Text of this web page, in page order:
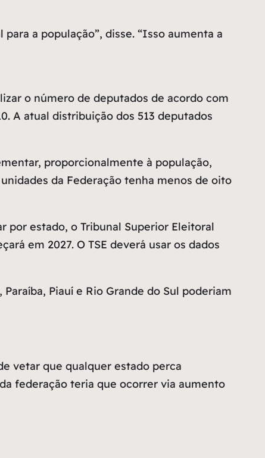
a população”, disse. “Isso aumenta a
o número de deputados de acordo com
A atual distribuição dos 513 deputados
proporcionalmente à população,
da Federação tenha menos de oito
por estado, o Tribunal Superior Eleitoral
em 2027. O TSE deverá usar os dados
Piauí e Rio Grande do Sul poderiam
vetar que qualquer estado perca
federação teria que ocorrer via aumento